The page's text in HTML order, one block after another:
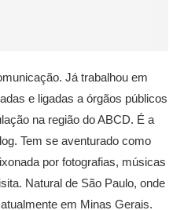
Já trabalhou em
e ligadas a órgãos públicos
na região do ABCD. É a
Tem se aventurado como
por fotografias, músicas
Natural de São Paulo, onde
em Minas Gerais.